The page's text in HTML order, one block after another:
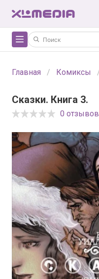
Главная Комиксы
Сказки. Книга 3.
0 отзывов